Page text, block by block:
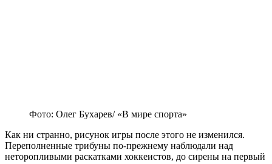
Фото: Олег Бухарев/ «В мире спорта»
Как ни странно, рисунок игры после этого не изменился.
Переполненные трибуны по-прежнему наблюдали над
неторопливыми раскатками хоккеистов, до сирены на первый